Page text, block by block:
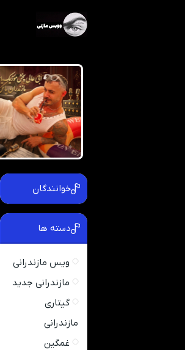
خوانندگان
دسته ها
ویس مازندرانی
مازندرانی جدید
گیتاری
مازندرانی
غمگین